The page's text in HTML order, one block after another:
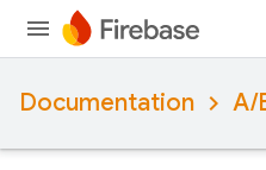
Documentation A/